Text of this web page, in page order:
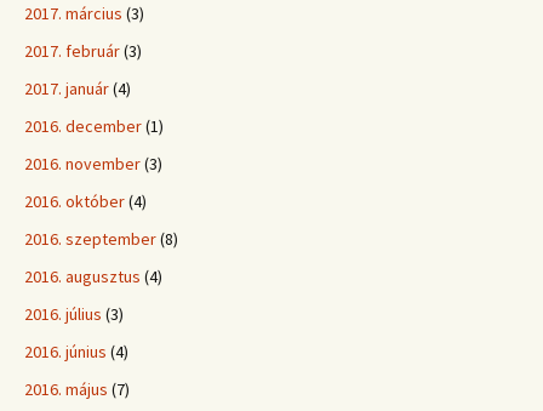
2017. március (3)
2017. február(3)
2017. január(4)
2016. december(1)
2016. november(3)
2016. október(4)
2016. szeptember(8)
2016. augusztus (4)
2016. július (3)
2016. június (4)
2016. május (7)